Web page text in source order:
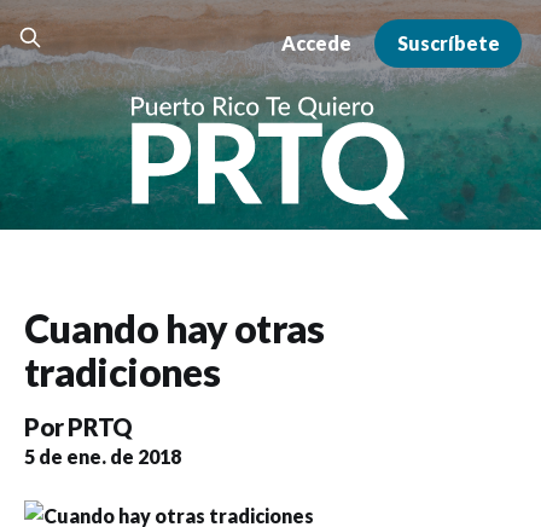
Accede Suscríbete
Cuando hay otras
tradiciones
PorPRTQ
5 de ene. de 2018